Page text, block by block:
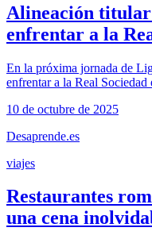
Alineación
enfrentar a la
En la próxima jornada de
enfrentar a la Real
10 de octubre de 2025
Desaprende.es
viajes
Restaurantes
una cena